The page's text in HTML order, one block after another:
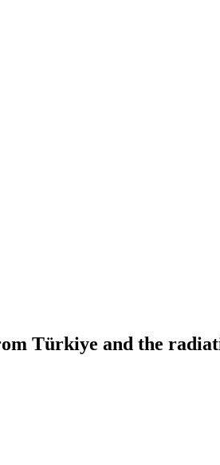
Türkiye and the